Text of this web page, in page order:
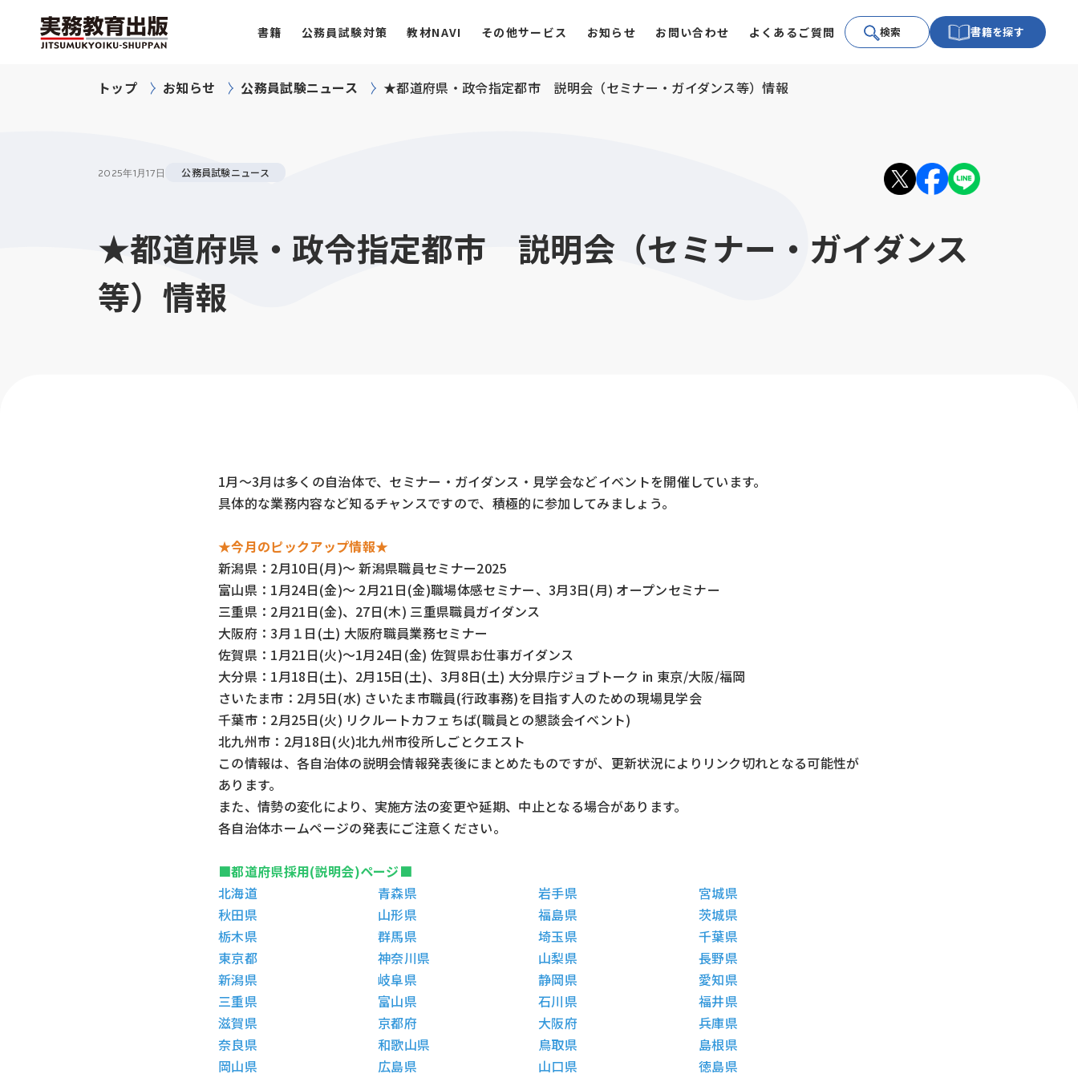
書籍 公務員試験対策 教材NAVI その他サービス お知らせ お問い合わせ よくあるご質問 検索 書籍を探す
トップ お知らせ 公務員試験ニュース ★都道府県・政令指定都市 説明会（セミナー・ガイダンス等）情報
2025年1月17日 公務員試験ニュース
★都道府県・政令指定都市 説明会（セミナー・ガイダンス
等）情報
1月～3月は多くの自治体で、セミナー・ガイダンス・見学会などイベントを開催しています。
具体的な業務内容など知るチャンスですので、積極的に参加してみましょう。
★今月のピックアップ情報★
新潟県 ：2月10日(月)～ 新潟県職員セミナー2025
富山県 ：1月24日(金)～ 2月21日(金)職場体感セミナー、3月3日(月) オープンセミナー
三重県 ：2月21日(金)、27日(木) 三重県職員ガイダンス
大阪府 ：3月１日(土) 大阪府職員業務セミナー
佐賀県 ：1月21日(火)～1月24日(金) 佐賀県お仕事ガイダンス
大分県 ：1月18日(土)、2月15日(土)、3月8日(土) 大分県庁ジョブトーク in 東京/大阪/福岡
さいたま市 ：2月5日(水) さいたま市職員(行政事務)を目指す人のための現場見学会
千葉市：2月25日(火) リクルートカフェちば(職員との懇談会イベント)
北九州市 ：2月18日(火)北九州市役所しごとクエスト
この情報は、各自治体の説明会情報発表後にまとめたものですが、更新状況によりリンク切れとなる可能性が
あります。
また、情勢の変化により、実施方法の変更や延期、中止となる場合があります。
各自治体ホームページの発表にご注意ください。
■都道府県採用(説明会)ページ■
北海道
青森県 岩手県
宮城県
秋田県
山形県 福島県
茨城県
栃木県
群馬県 埼玉県
千葉県
東京都
神奈川県 山梨県
長野県
新潟県
岐阜県 静岡県
愛知県
三重県
富山県 石川県
福井県
滋賀県
京都府 大阪府
兵庫県
奈良県
和歌山県 鳥取県
島根県
岡山県
広島県 山口県
徳島県